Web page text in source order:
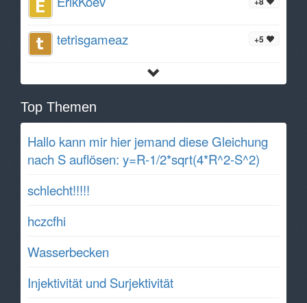
+5
tetrisgameaz
Top Themen
Hallo kann mir hier jemand diese Gleichung
nach S auflösen: y=R-1/2*sqrt(4*R^2-S^2)
schlecht!!!!!
hczcfhi
Wasserbecken
Injektivität und Surjektivität